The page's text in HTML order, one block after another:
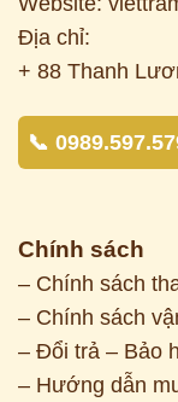
Địa chỉ:
+ 88 Thanh
📞
Chính sách
– Chính sách
– Chính sách
– Đổi trả – Bảo
– Hướng dẫn